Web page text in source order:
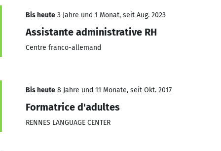
Bis heute 3 Jahre und 1 Monat, seit Aug. 2023
Assistante administrative RH
Centre franco-allemand
Bis heute 8 Jahre und 11 Monate, seit Okt. 2017
Formatrice d'adultes
RENNES LANGUAGE CENTER